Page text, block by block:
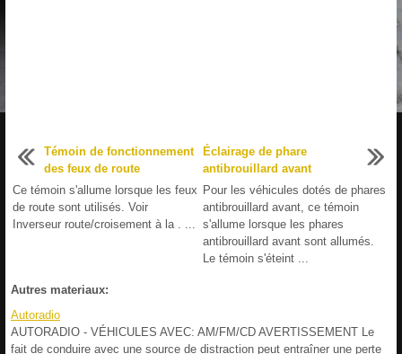
Témoin de fonctionnement
des feux de route
Ce témoin s'allume lorsque les feux
de route sont utilisés. Voir
Inverseur route/croisement à la . ...
Éclairage de phare
antibrouillard avant
Pour les véhicules dotés de phares
antibrouillard avant, ce témoin
s'allume lorsque les phares
antibrouillard avant sont allumés.
Le témoin s'éteint ...
Autres materiaux:
Autoradio
AUTORADIO - VÉHICULES AVEC: AM/FM/CD AVERTISSEMENT Le
fait de conduire avec une source de distraction peut entraîner une perte